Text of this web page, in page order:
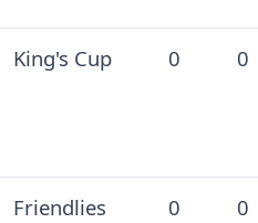
King's Cup 0 0
Friendlies 0 0